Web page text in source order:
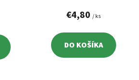
€4,80 / ks
DO KOŠÍKA